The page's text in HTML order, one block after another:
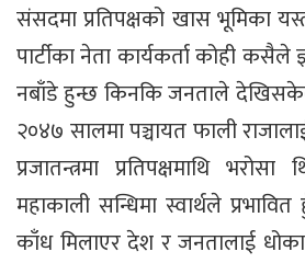
संसदमा प्रतिपक्षको खास भूमिका
पार्टीका नेता कार्यकर्ता कोही
नबाँडे हुन्छ किनकि जनताले
२०४७ सालमा पञ्चायत फाली
प्रजातन्त्रमा प्रतिपक्षमाथि
महाकाली सन्धिमा स्वार्थले
काँध मिलाएर देश र जनतालाई